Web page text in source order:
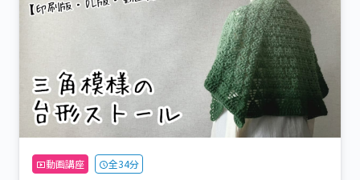
動画講座 全34分